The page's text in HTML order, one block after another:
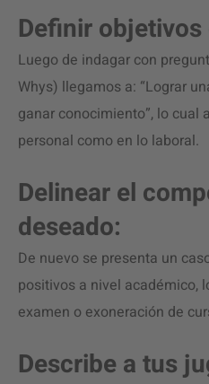
Definir
Luego de indagar con
Whys) llegamos a: “Lograr
ganar conocimiento”, lo cual
personal como en lo laboral.
Delinear el
deseado:
De nuevo se presenta un
positivos a nivel académico,
examen o exoneración de
Describe a tus